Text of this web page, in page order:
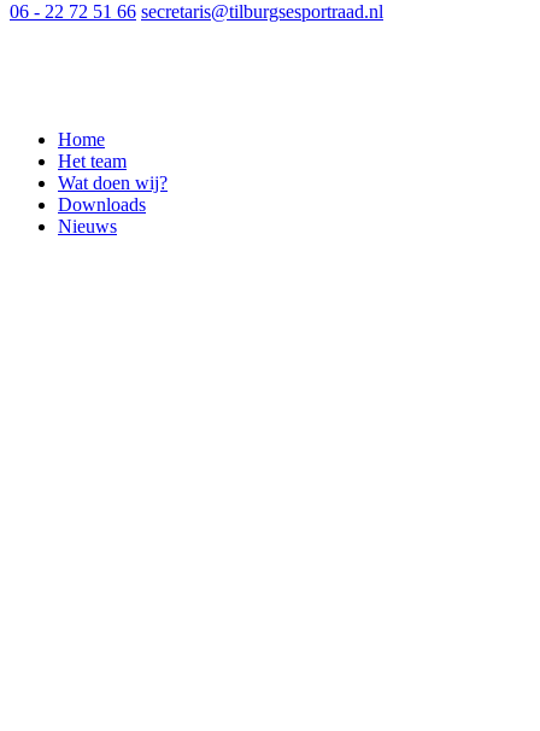
06 - 22 72 51 66 secretaris@tilburgsesportraad.nl
Home
Het team
Wat doen wij?
Downloads
Nieuws